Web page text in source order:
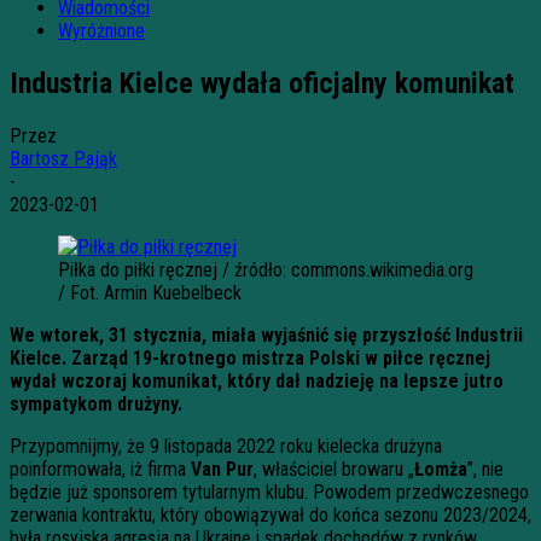
Wiadomości
Wyróżnione
Industria Kielce wydała oficjalny komunikat
Przez
Bartosz Pająk
-
2023-02-01
Piłka do piłki ręcznej / źródło: commons.wikimedia.org
/ Fot. Armin Kuebelbeck
We wtorek, 31 stycznia, miała wyjaśnić się przyszłość Industrii
Kielce. Zarząd 19-krotnego mistrza Polski w piłce ręcznej
wydał wczoraj komunikat, który dał nadzieję na lepsze jutro
sympatykom drużyny.
Przypomnijmy, że 9 listopada 2022 roku kielecka drużyna
poinformowała, iż firma Van Pur, właściciel browaru „Łomża”, nie
będzie już sponsorem tytularnym klubu. Powodem przedwczesnego
zerwania kontraktu, który obowiązywał do końca sezonu 2023/2024,